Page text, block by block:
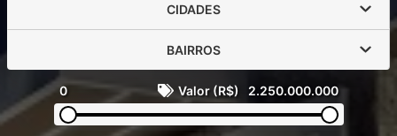
CIDADES
BAIRROS
0 Valor (R$) 2.250.000.000